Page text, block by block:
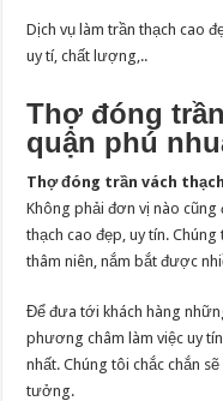
Dịch vụ làm trần thạch cao
uy tí, chất lượng,..
Thợ đóng
quận phú
Thợ đóng trần vách
Không phải đơn vị nào cũng
thạch cao đẹp, uy tín.
thâm niên, nắm bắt được
Để đưa tới khách hàng
phương châm làm việc uy
nhất. Chúng tôi chắc chắn
tưởng.